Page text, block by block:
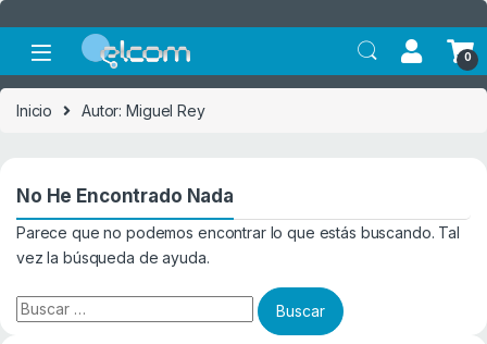
0
Inicio Autor: Miguel Rey
No He Encontrado Nada
Parece que no podemos encontrar lo que estás buscando. Tal
vez la búsqueda de ayuda.
Buscar: